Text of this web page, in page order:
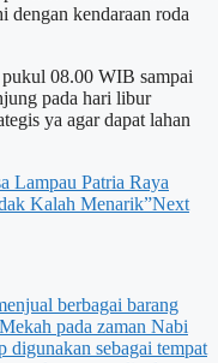
dengan kendaraan roda
08.00 WIB sampai
pada hari libur
ya agar dapat lahan
Lampau Patria Raya
Kalah Menarik”Next